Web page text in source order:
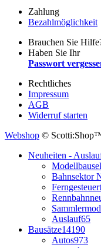
Zahlung
Bezahlmöglichkeit
Brauchen Sie
Haben Sie Ihr
Passwort
Rechtliches
Impressum
AGB
Widerruf starten
Webshop ©
Neuheiten -
Bahnsektor
Auslauf65
Bausätze14190
Autos973